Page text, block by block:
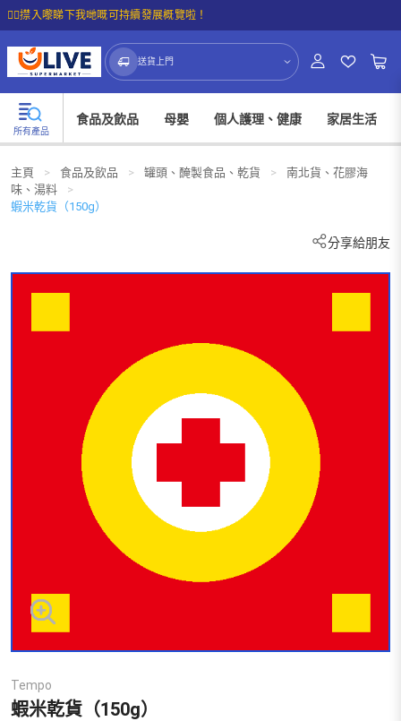
☝🏼㩒入嚟睇下我哋嘅可持續發展概覽啦！
送貨上門
所有產品
食品及飲品 母嬰 個人護理、健康 家居生活
主頁 > 食品及飲品 > 罐頭、醃製食品、乾貨 >
南北貨、花膠海
味、湯料
>
蝦米乾貨（150g）
分享給朋友
Tempo
蝦米乾貨（150g）